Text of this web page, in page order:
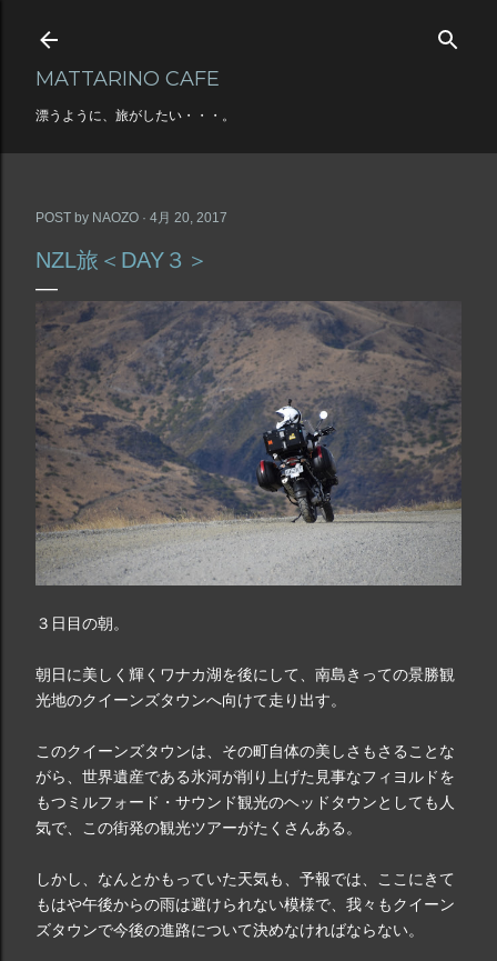
スキップしてメイン コンテンツに移動
MATTARINO CAFE
漂うように、旅がしたい・・・。
POST by NAOZO 4月 20, 2017
NZL旅＜DAY３＞
３日目の朝。
朝日に美しく輝くワナカ湖を後にして、南島きっての景勝観
光地のクイーンズタウンへ向けて走り出す。
このクイーンズタウンは、その町自体の美しさもさることな
がら、世界遺産である氷河が削り上げた見事なフィヨルドを
もつミルフォード・サウンド観光のヘッドタウンとしても人
気で、この街発の観光ツアーがたくさんある。
しかし、なんとかもっていた天気も、予報では、ここにきて
もはや午後からの雨は避けられない模様で、我々もクイーン
ズタウンで今後の進路について決めなければならない。